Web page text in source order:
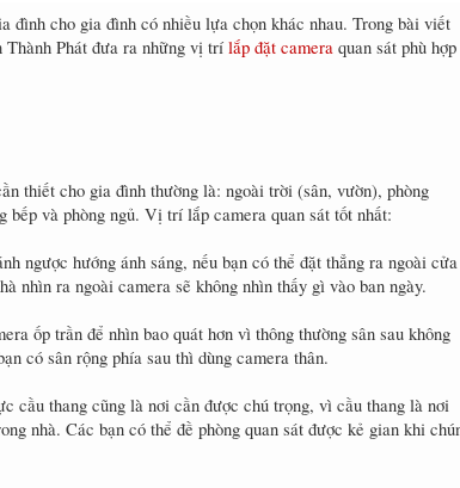
đình cho gia đình có nhiều lựa chọn khác nhau. Trong bài viết
Phát đưa ra những vị trí lắp đặt camera quan sát phù hợp
thiết cho gia đình thường là: ngoài trời (sân, vườn), phòng
bếp và phòng ngủ. Vị trí lắp camera quan sát tốt nhất:
ngược hướng ánh sáng, nếu bạn có thể đặt thẳng ra ngoài cửa
nhìn ra ngoài camera sẽ không nhìn thấy gì vào ban ngày.
ốp trần để nhìn bao quát hơn vì thông thường sân sau không
có sân rộng phía sau thì dùng camera thân.
cầu thang cũng là nơi cần được chú trọng, vì cầu thang là nơi
nhà. Các bạn có thể đề phòng quan sát được kẻ gian khi